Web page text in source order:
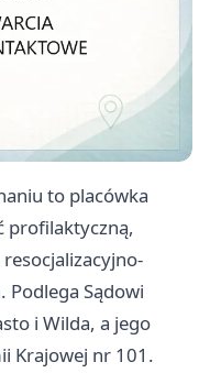
to placówka
profilaktyczną,
Sądowi
i Wilda, a jego
Krajowej nr 101.